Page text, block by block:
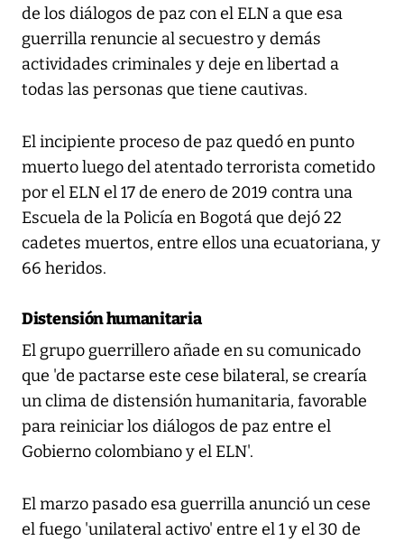
de los diálogos de paz con el ELN a que esa
guerrilla renuncie al secuestro y demás
actividades criminales y deje en libertad a
todas las personas que tiene cautivas.
El incipiente proceso de paz quedó en punto
muerto luego del atentado terrorista cometido
por el ELN el 17 de enero de 2019 contra una
Escuela de la Policía en Bogotá que dejó 22
cadetes muertos, entre ellos una ecuatoriana, y
66 heridos.
Distensión humanitaria
El grupo guerrillero añade en su comunicado
que 'de pactarse este cese bilateral, se crearía
un clima de distensión humanitaria, favorable
para reiniciar los diálogos de paz entre el
Gobierno colombiano y el ELN'.
El marzo pasado esa guerrilla anunció un cese
el fuego 'unilateral activo' entre el 1 y el 30 de